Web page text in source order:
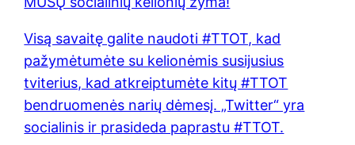
Visą savaitę galite naudoti #TTOT, kad
pažymėtumėte su kelionėmis susijusius
tviterius, kad atkreiptumėte kitų #TTOT
bendruomenės narių dėmesį. „Twitter“ yra
socialinis ir prasideda paprastu #TTOT.